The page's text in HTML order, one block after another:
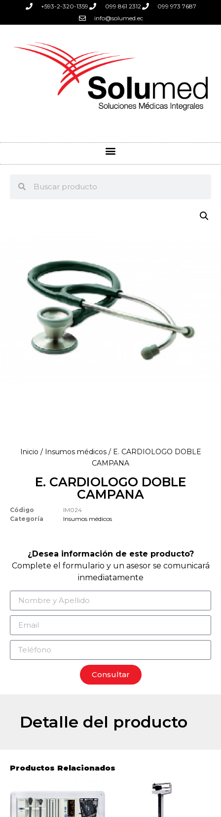
+593-2-320-1359 099 861 2312
099 973 7687
info@solumed.ec
Inicio / Insumos médicos/ E. CARDIOLOGO DOBLE
CAMPANA
E. CARDIOLOGO DOBLE
CAMPANA
Código
IM024
Categoría
Insumos médicos
¿Desea información de este producto?
Complete el formulario y un asesor se comunicará
inmediatamente
Consultar
Detalle del producto
Productos Relacionados